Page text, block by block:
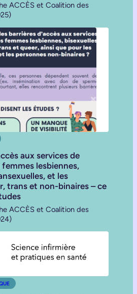
ACCÈS et Coalition des
aux services de
lesbiennes,
et les
trans et non-binaires – ce
ACCÈS et Coalition des